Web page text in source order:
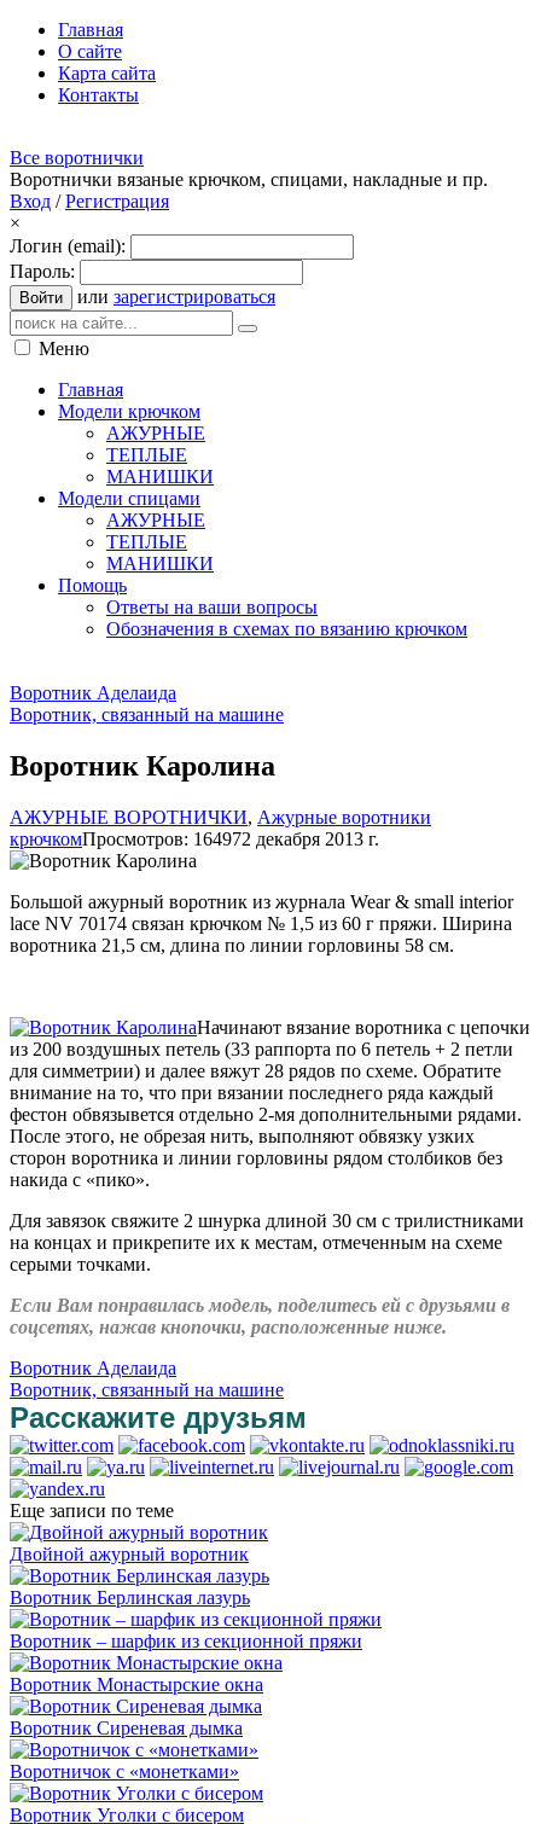
Главная
О сайте
Карта сайта
Контакты
Все воротнички
Воротнички вязаные крючком, спицами, накладные и пр.
Вход /Регистрация
×
Логин (email):
Пароль:
Войти или зарегистрироваться
Меню
Главная
Модели крючком
АЖУРНЫЕ
ТЕПЛЫЕ
МАНИШКИ
Модели спицами
АЖУРНЫЕ
ТЕПЛЫЕ
МАНИШКИ
Помощь
Ответы на ваши вопросы
Обозначения в схемах по вязанию крючком
Воротник Аделаида
Воротник, связанный на машине
Воротник Каролина
АЖУРНЫЕ ВОРОТНИЧКИ, Ажурные воротники
крючкомПросмотров: 164972 декабря 2013 г.
Большой ажурный воротник из журнала Wear & small interior
lace NV 70174 связан крючком № 1,5 из 60 г пряжи. Ширина
воротника 21,5 см, длина по линии горловины 58 см.
Начинают вязание воротника с цепочки
из 200 воздушных петель (33 раппорта по 6 петель + 2 петли
для симметрии) и далее вяжут 28 рядов по схеме. Обратите
внимание на то, что при вязании последнего ряда каждый
фестон обвязывется отдельно 2-мя дополнительными рядами.
После этого, не обрезая нить, выполняют обвязку узких
сторон воротника и линии горловины рядом столбиков без
накида с «пико».
Для завязок свяжите 2 шнурка длиной 30 см с трилистниками
на концах и прикрепите их к местам, отмеченным на схеме
серыми точками.
Если Вам понравилась модель, поделитесь ей с друзьями в
соцсетях, нажав кнопочки, расположенные ниже.
Воротник Аделаида
Воротник, связанный на машине
Расскажите друзьям
Еще записи по теме
Двойной ажурный воротник
Воротник Берлинская лазурь
Воротник – шарфик из секционной пряжи
Воротник Монастырские окна
Воротник Сиреневая дымка
Воротничок с «монетками»
Воротник Уголки с бисером